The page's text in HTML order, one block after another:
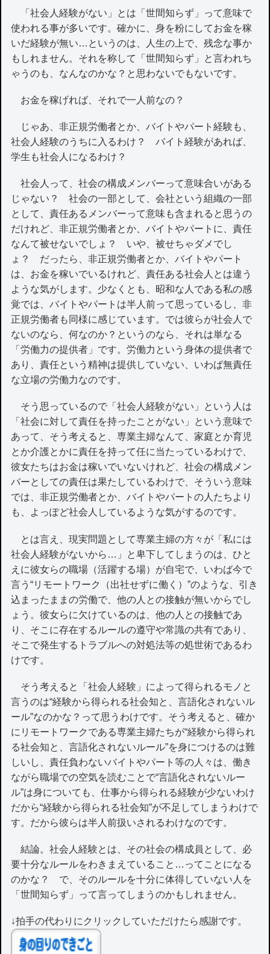
「社会人経験がない」とは「世間知らず」って意味で
使われる事が多いです。確かに、身を粉にしてお金を稼
いだ経験が無い…というのは、人生の上で、残念な事か
もしれません。それを称して「世間知らず」と言われち
ゃうのも、なんなのかな？と思わないでもないです。
お金を稼げれば、それで一人前なの？
じゃあ、非正規労働者とか、バイトやパート経験も、
社会人経験のうちに入るわけ？ バイト経験があれば、
学生も社会人になるわけ？
社会人って、社会の構成メンバーって意味合いがある
じゃない？ 社会の一部として、会社という組織の一部
として、責任あるメンバーって意味も含まれると思うの
だけれど、非正規労働者とか、バイトやパートに、責任
なんて被せないでしょ？ いや、被せちゃダメでし
ょ？ だったら、非正規労働者とか、バイトやパート
は、お金を稼いでいるけれど、責任ある社会人とは違う
ような気がします。少なくとも、昭和な人である私の感
覚では、バイトやパートは半人前って思っているし、非
正規労働者も同様に感じています。では彼らが社会人で
ないのなら、何なのか？というのなら、それは単なる
「労働力の提供者」です。労働力という身体の提供者で
あり、責任という精神は提供していない、いわば無責任
な立場の労働力なのです。
そう思っているので「社会人経験がない」という人は
「社会に対して責任を持ったことがない」という意味で
あって、そう考えると、専業主婦なんて、家庭とか育児
とか介護とかに責任を持って任に当たっているわけで、
彼女たちはお金は稼いでいないけれど、社会の構成メン
バーとしての責任は果たしているわけで、そういう意味
では、非正規労働者とか、バイトやパートの人たちより
も、よっぽど社会人しているような気がするのです。
とは言え、現実問題として専業主婦の方々が「私には
社会人経験がないから…」と卑下してしまうのは、ひと
えに彼女らの職場（活躍する場）が自宅で、いわば今で
言う“リモートワーク（出社せずに働く）”のような、引き
込まったままの労働で、他の人との接触が無いからでし
ょう。彼女らに欠けているのは、他の人との接触であ
り、そこに存在するルールの遵守や常識の共有であり、
そこで発生するトラブルへの対処法等の処世術であるわ
けです。
そう考えると「社会人経験」によって得られるモノと
言うのは“経験から得られる社会知と、言語化されないル
ール”なのかな？って思うわけです。そう考えると、確か
にリモートワークである専業主婦たちが“経験から得られ
る社会知と、言語化されないルール”を身につけるのは難
しいし、責任負わないバイトやパート等の人々は、働き
ながら職場での空気を読むことで“言語化されないルー
ル”は身についても、仕事から得られる経験が少ないわけ
だから“経験から得られる社会知”が不足してしまうわけで
す。だから彼らは半人前扱いされるわけなのです。
結論。社会人経験とは、その社会の構成員として、必
要十分なルールをわきまえていること…ってことになる
のかな？ で、そのルールを十分に体得していない人を
「世間知らず」って言ってしまうのかもしれません。
↓拍手の代わりにクリックしていただけたら感謝です。